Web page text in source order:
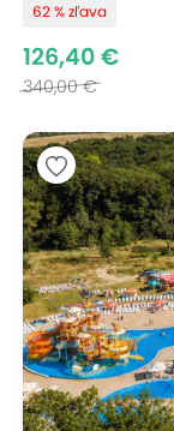
62 % zľava
126,40 €
340,00 €